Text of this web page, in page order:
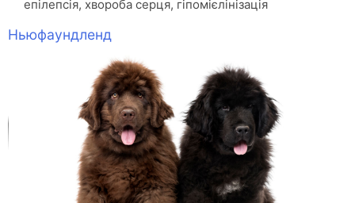
епілепсія, хвороба серця, гіпомієлінізація
Ньюфаундленд